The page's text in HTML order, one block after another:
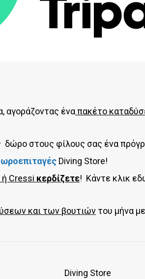
αγοράζοντας έναπακέτο
δώρο στους φίλους σας ένα
Diving Store!
ή Cressi κερδίζετε! Κάντε κλικ
και των βουτιών του μήνα
Diving Store